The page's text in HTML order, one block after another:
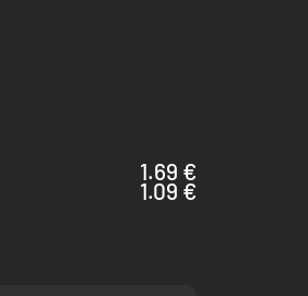
1.69 €
1.09 €